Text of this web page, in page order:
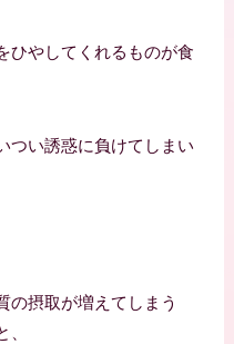
ひやしてくれるものが食
つい誘惑に負けてしまい
の摂取が増えてしまう